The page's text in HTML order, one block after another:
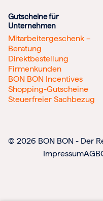
Gutscheine für
Unternehmen
Mitarbeitergeschenk –
Beratung
Direktbestellung
Firmenkunden
BON BON Incentives
Shopping-Gutscheine
Steuerfreier Sachbezug
© 2026 BON BON - Der
ImpressumAGB